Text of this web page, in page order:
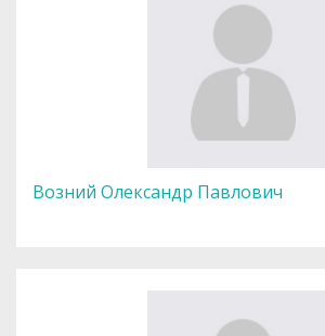
Возний Олександр Павлович